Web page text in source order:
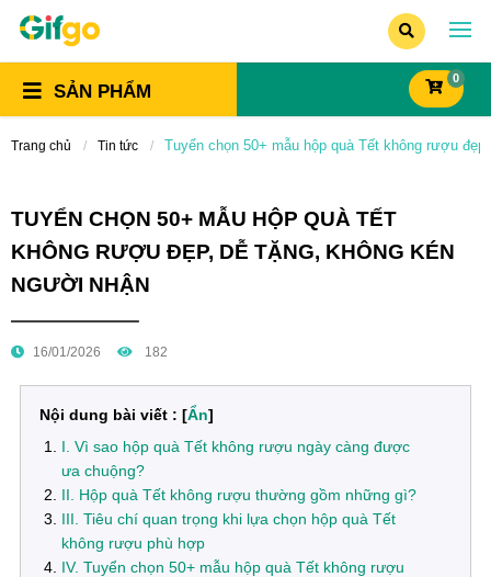
SẢN PHẨM
0
Trang chủ Tin tức Tuyển chọn 50+ mẫu hộp quà Tết không rượu
TUYỂN CHỌN 50+ MẪU HỘP QUÀ TẾT
KHÔNG RƯỢU ĐẸP, DỄ TẶNG, KHÔNG KÉN
NGƯỜI NHẬN
16/01/2026 182
Nội dung bài viết : [Ẩn]
I. Vì sao hộp quà Tết không rượu ngày càng được
ưa chuộng?
II. Hộp quà Tết không rượu thường gồm những gì?
III. Tiêu chí quan trọng khi lựa chọn hộp quà Tết
không rượu phù hợp
IV. Tuyển chọn 50+ mẫu hộp quà Tết không rượu